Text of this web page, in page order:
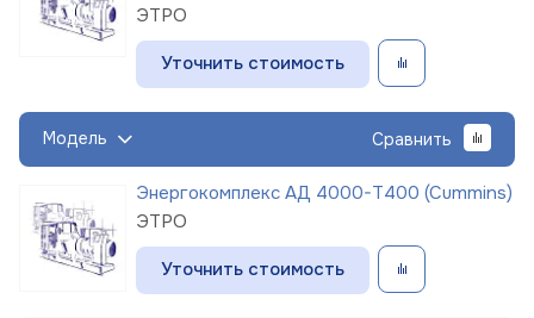
ЭТРО
Уточнить стоимость
Модель Сравнить
Энергокомплекс АД 4000-Т400 (Cummins)
ЭТРО
Уточнить стоимость